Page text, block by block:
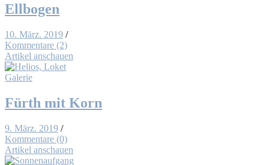
Ell­bo­gen
10. März. 2019 /
Kommentare (2)
Artikel anschauen
Galerie
Fürth mit Korn
9. März. 2019 /
Kommentare (0)
Artikel anschauen